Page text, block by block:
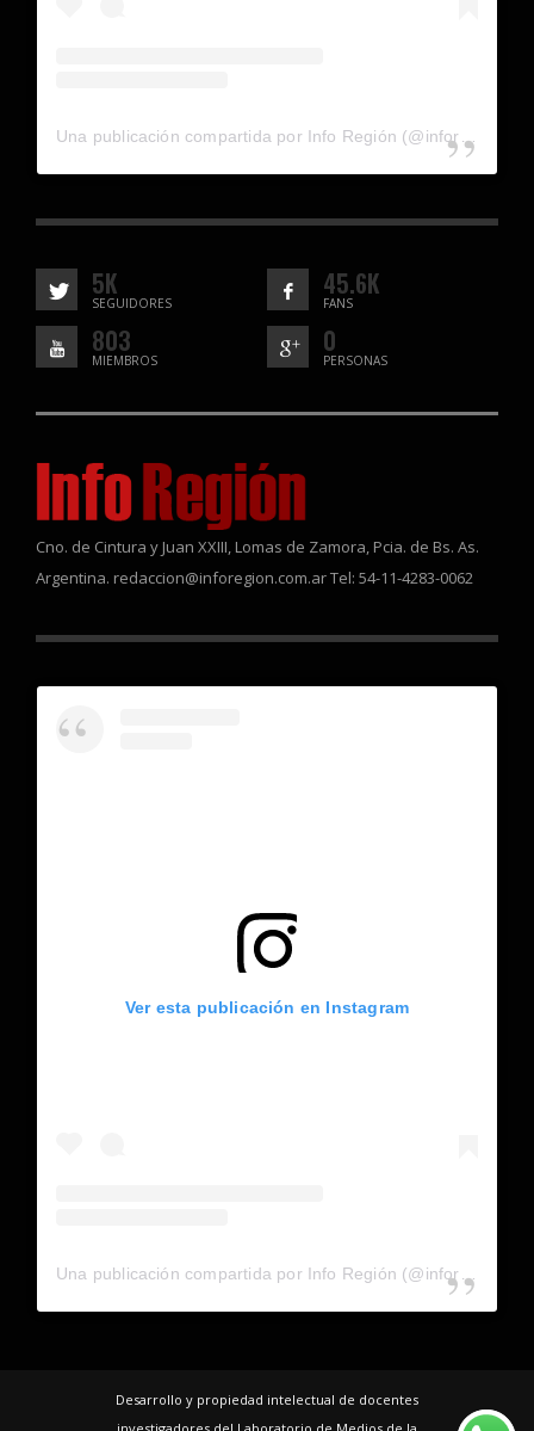
5K
SEGUIDORES
45.6K
FANS
803
MIEMBROS
0
PERSONAS
Cno. de Cintura y Juan XXIII, Lomas de Zamora, Pcia. de Bs. As.
Argentina. redaccion@inforegion.com.ar Tel: 54-11-4283-0062
Ver esta publicación en Instagram
Una publicación compartida por Info Región (@inforegion_redes)
Desarrollo y propiedad intelectual de docentes